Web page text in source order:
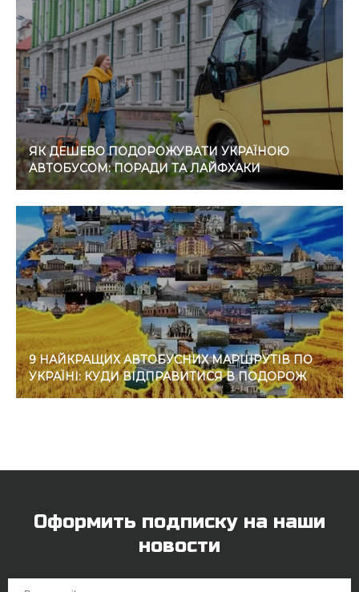
ЯК ДЕШЕВО ПОДОРОЖУВАТИ УКРАЇНОЮ
АВТОБУСОМ: ПОРАДИ ТА ЛАЙФХАКИ
9 НАЙКРАЩИХ АВТОБУСНИХ МАРШРУТІВ ПО
УКРАЇНІ: КУДИ ВІДПРАВИТИСЯ В ПОДОРОЖ
Оформить подписку на наши
новости